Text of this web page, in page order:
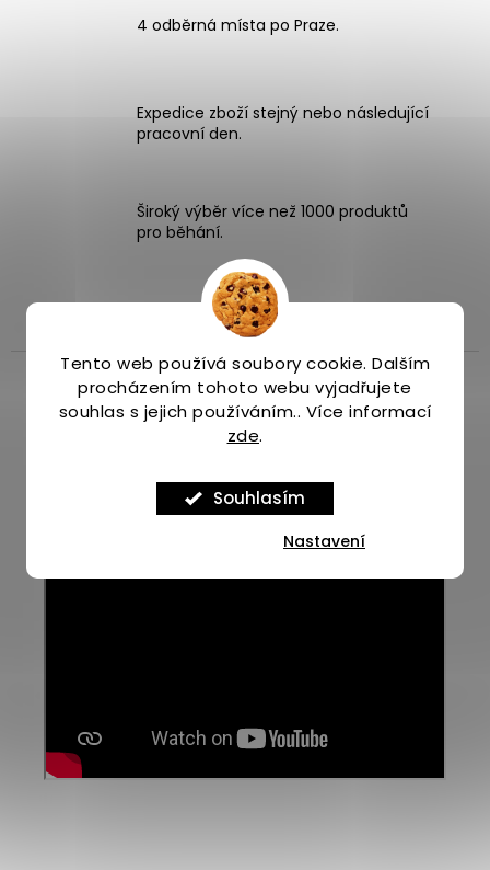
Tento web používá soubory cookie. Dalším
procházením tohoto webu vyjadřujete
souhlas s jejich používáním.. Více informací
zde.
Souhlasím
Nastavení
4 odběrná místa po Praze.
Expedice zboží stejný nebo následující
pracovní den.
Široký výběr více než 1000 produktů
pro běhání.
Značka